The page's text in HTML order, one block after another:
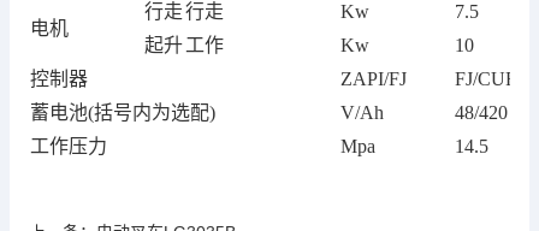
电机
行走行走 Kw
7.5
起升工作 Kw
10
控制器
ZAPI/FJ
FJ/
蓄电池(括号内为选配)
V/Ah
48/420
工作压力
Mpa 14.5